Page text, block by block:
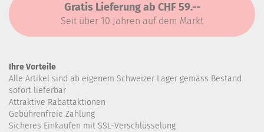
Gratis Lieferung ab CHF 59.--
Seit über 10 Jahren auf dem Markt
Ihre Vorteile
Alle Artikel sind ab eigenem Schweizer Lager gemäss Bestand
sofort lieferbar
Attraktive Rabattaktionen
Gebührenfreie Zahlung
Sicheres Einkaufen mit SSL-Verschlüsselung